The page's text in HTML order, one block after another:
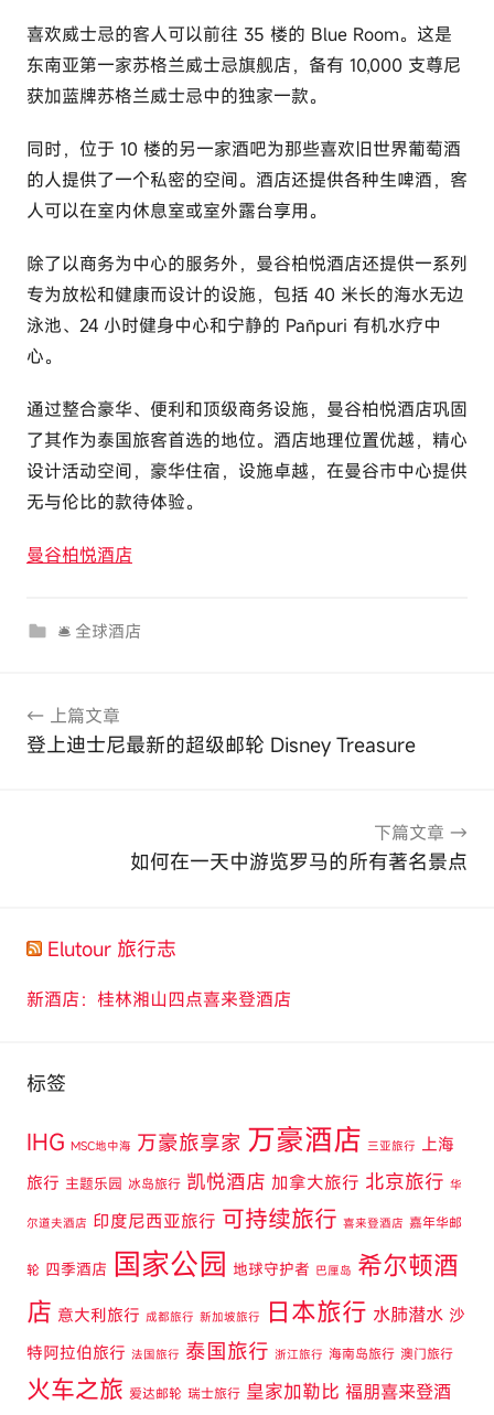
喜欢威士忌的客人可以前往 35 楼的 Blue Room。这是
东南亚第一家苏格兰威士忌旗舰店，备有 10,000 支尊尼
获加蓝牌苏格兰威士忌中的独家一款。
同时，位于 10 楼的另一家酒吧为那些喜欢旧世界葡萄酒
的人提供了一个私密的空间。酒店还提供各种生啤酒，客
人可以在室内休息室或室外露台享用。
除了以商务为中心的服务外，曼谷柏悦酒店还提供一系列
专为放松和健康而设计的设施，包括 40 米长的海水无边
泳池、24 小时健身中心和宁静的 Pañpuri 有机水疗中
心。
通过整合豪华、便利和顶级商务设施，曼谷柏悦酒店巩固
了其作为泰国旅客首选的地位。酒店地理位置优越，精心
设计活动空间，豪华住宿，设施卓越，在曼谷市中心提供
无与伦比的款待体验。
曼谷柏悦酒店
🛎 全球酒店
上篇文章
登上迪士尼最新的超级邮轮 Disney Treasure
下篇文章
如何在一天中游览罗马的所有著名景点
Elutour 旅行志
新酒店：桂林湘山四点喜来登酒店
标签
IHG MSC地中海 万豪旅享家 万豪酒店 三亚旅行 上海
旅行 主题乐园 冰岛旅行 凯悦酒店 加拿大旅行 北京旅行 华
尔道夫酒店 印度尼西亚旅行 可持续旅行 喜来登酒店 嘉年华邮
轮 四季酒店 国家公园 地球守护者 巴厘岛 希尔顿酒
店 意大利旅行 成都旅行 新加坡旅行 日本旅行 水肺潜水 沙
特阿拉伯旅行 法国旅行 泰国旅行 浙江旅行 海南岛旅行 澳门旅行
火车之旅 爱达邮轮 瑞士旅行 皇家加勒比 福朋喜来登酒